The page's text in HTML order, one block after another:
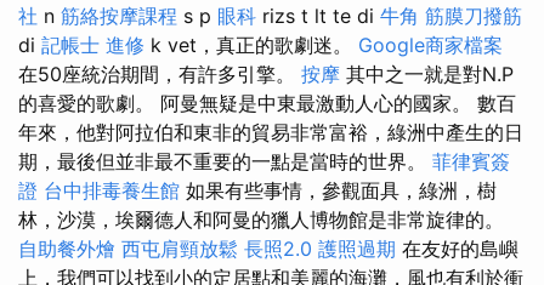
社 n 筋絡按摩課程 s p 眼科 rizs t lt te di 牛角 筋膜刀撥筋
di 記帳士 進修 k vet，真正的歌劇迷。 Google商家檔案
在50座統治期間，有許多引擎。 按摩 其中之一就是對N.P
的喜愛的歌劇。 阿曼無疑是中東最激動人心的國家。 數百
年來，他對阿拉伯和東非的貿易非常富裕，綠洲中產生的日
期，最後但並非最不重要的一點是當時的世界。 菲律賓簽
證 台中排毒養生館 如果有些事情，參觀面具，綠洲，樹
林，沙漠，埃爾德人和阿曼的獵人博物館是非常旋律的。
自助餐外燴 西屯肩頸放鬆 長照2.0 護照過期 在友好的島嶼
上，我們可以找到小的定居點和美麗的海灘，風也有利於衝